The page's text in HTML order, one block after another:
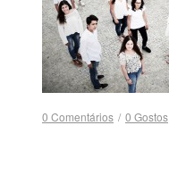
0 Comentários / 0 Gostos